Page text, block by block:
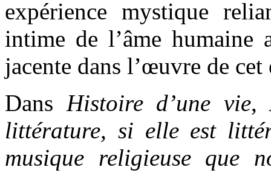
expérience mystique
intime de l’âme
jacente dans l’œuvre de
Dans Histoire d’une vie,
littérature, si elle est
musique religieuse que